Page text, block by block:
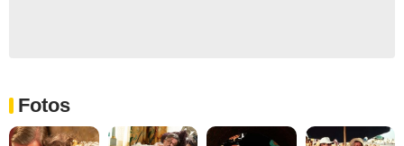
Fotos